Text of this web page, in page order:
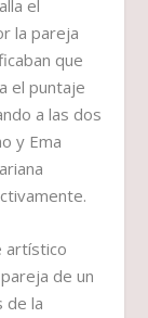
el
la pareja
que
el puntaje
a las dos
y Ema
artístico
de un
de la